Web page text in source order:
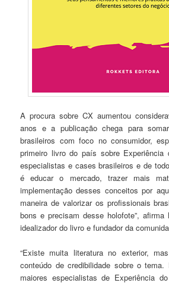
A procura sobre CX aumentou
anos e a publicação chega para
brasileiros com foco no consumidor,
primeiro livro do país sobre Experiência
especialistas e cases brasileiros e de
é educar o mercado, trazer mais
implementação desses conceitos por
maneira de valorizar os profissionais
bons e precisam desse holofote”, afirma
idealizador do livro e fundador da
“Existe muita literatura no exterior,
conteúdo de credibilidade sobre o tema.
maiores especialistas de Experiência